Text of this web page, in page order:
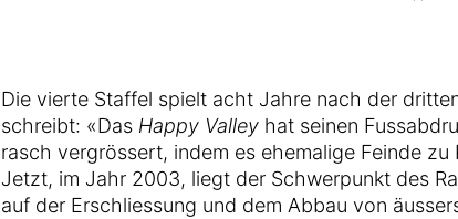
Die vierte Staffel spielt acht Jahre nach der
schreibt: «Das Happy Valleyhat seinen
rasch vergrössert, indem es ehemalige Feinde
Jetzt, im Jahr 2003, liegt der Schwerpunkt des
auf der Erschliessung und dem Abbau von